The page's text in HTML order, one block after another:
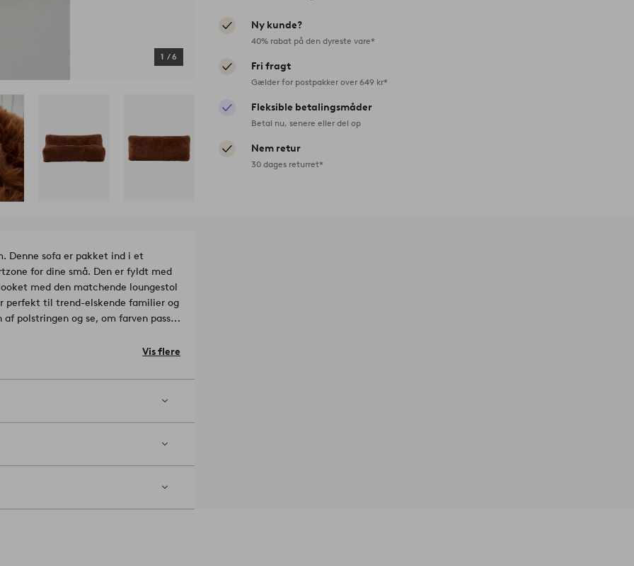
1 /6
Ny kunde?
40% rabat på den dyreste vare*
Fri fragt
Gælder for postpakker over 649 kr*
Fleksible betalingsmåder
Betal nu, senere eller del op
Nem retur
30 dages returret*
Denne sofa er pakket ind i et
for dine små. Den er fyldt med
med den matchende loungestol
perfekt til trend-elskende familier og
polstringen og se, om farven passer
i ro og mag. Stoffet hedder COSTA
et følsomt gulv, anbefaler vi, at du
Vis flere